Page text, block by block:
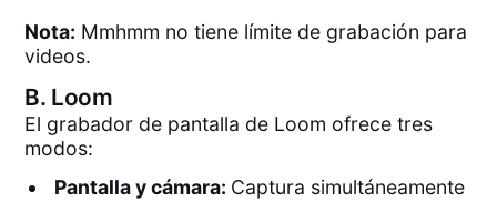
Nota: Mmhmm no tiene límite de grabación para
videos.
B. Loom
El grabador de pantalla de Loom ofrece tres
modos:
Pantalla y cámara: Captura simultáneamente